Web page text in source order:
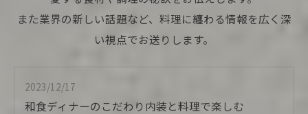
また業界の新しい話題など、料理に纏わる情報を広く深
い視点でお送りします。
2023/12/17
和食ディナーのこだわり内装と料理で楽しむ